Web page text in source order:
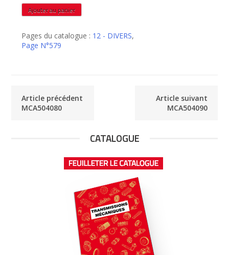
quantité
de
Ajouter au panier
Pages du catalogue : 12 - DIVERS,
Page N°579
Article précédent
MCA504080
Article suivant
MCA504090
CATALOGUE